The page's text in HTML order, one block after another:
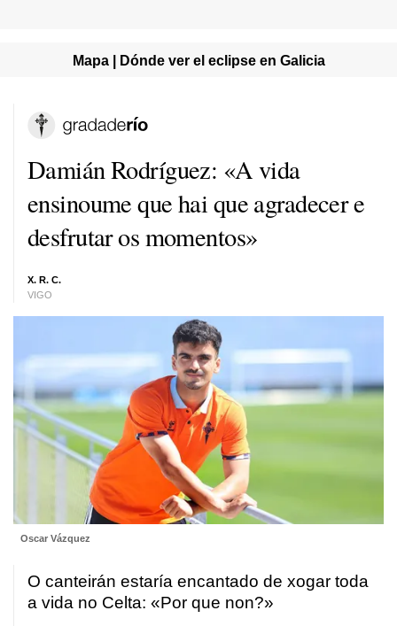
Mapa | Dónde ver el eclipse en Galicia
Damián Rodríguez: «A vida
ensinoume que hai que agradecer e
desfrutar os momentos»
X. R. C.
VIGO
Oscar Vázquez
O canteirán estaría encantado de xogar toda
a vida no Celta: «Por que non?»